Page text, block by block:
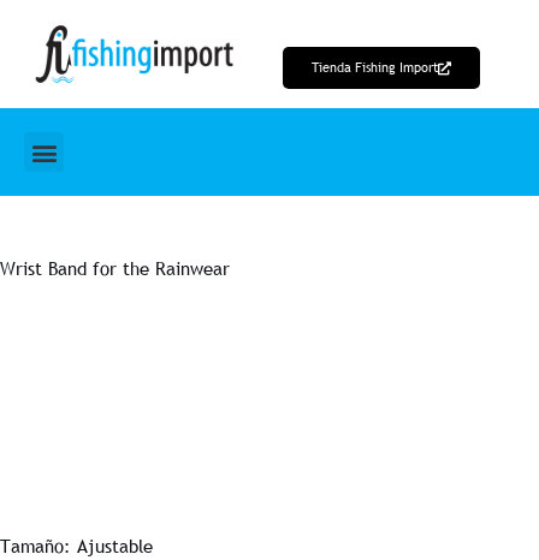
contenido
Tienda Fishing Import
Wrist Band for the Rainwear
Tamaño: Ajustable